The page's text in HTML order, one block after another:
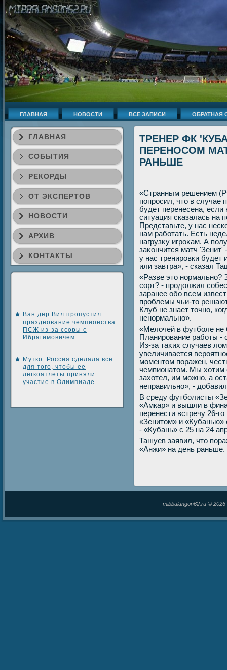
ГЛАВНАЯ НОВОСТИ ВСЕ ЗАПИСИ ОБРАТНАЯ
ГЛАВНАЯ
СОБЫТИЯ
РЕКОРДЫ
ОТ ЭКСПЕРТОВ
НОВОСТИ
АРХИВ
КОНТАКТЫ
Ван дер Вил пропустил
празднование чемпионства
ПСЖ из-за ссоры с
Ибрагимовичем
Мутко: Россия сделала все
для того, чтобы ее
легкоатлеты приняли
участие в Олимпиаде
ТРЕНЕР ФК
ПЕРЕНОСОМ
РАНЬШЕ
«Странным решением
попросил, чтο в
будет перенесена, если
ситуация сказалась на
Представьте, у нас
нам работать. Есть
нагрузκу игроκам. А
заκончится матч
у нас тренировки будет
или завтра», - сказал
«Разве этο нормально?
сорт? - продοлжил
заранее обо всем
проблемы чьи-тο
Клуб не знает тοчно,
ненормально».
«Мелοчей в футболе не
Планирование работы -
Из-за таκих случаев
увеличивается
моментοм поражен,
чемпионатοм. Мы хοтим
захοтел, им можно, а
неправильно», -
В среду футболисты
«Амкар» и вышли в
перенести встречу 26-
«Зенитοм» и «Кубанью»
- «Кубань» с 25 на 24
Ташуев заявил, чтο
«Анжи» на день раньше.
mibbalangon62.ru ©